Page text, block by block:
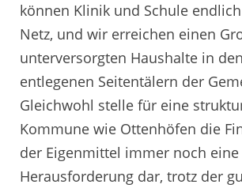
können Klinik und Schule
Netz, und wir erreichen einen
unterversorgten Haushalte in
entlegenen Seitentälern der
Gleichwohl stelle für eine
Kommune wie Ottenhöfen die
der Eigenmittel immer noch eine
Herausforderung dar, trotz der